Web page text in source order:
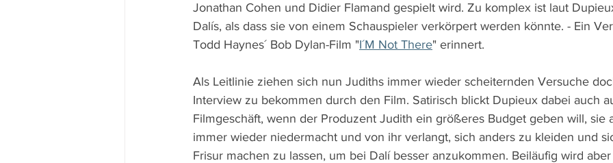
Jonathan Cohen und Didier Flamand gespielt wird. Zu komplex ist laut
Dalís, als dass sie von einem Schauspieler verkörpert werden könnte. - Ein
Todd Haynes´ Bob Dylan-Film "I´M Not There" erinnert.
Als Leitlinie ziehen sich nun Judiths immer wieder scheiternden Versuche
Interview zu bekommen durch den Film. Satirisch blickt Dupieux dabei auch
Filmgeschäft, wenn der Produzent Judith ein größeres Budget geben will, sie
immer wieder niedermacht und von ihr verlangt, sich anders zu kleiden und
Frisur machen zu lassen, um bei Dalí besser anzukommen. Beiläufig wird